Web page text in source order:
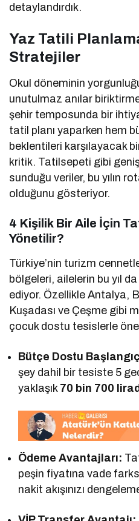
detaylandırdık.
Yaz Tatili
Stratejiler
Okul döneminin
unutulmaz anılar
şehir temposunda bir
tatil planı yaparken hem
beklentileri karşılayacak
kritik. Tatilsepeti gibi
sunduğu veriler, bu yılın
olduğunu gösteriyor.
4 Kişilik Bir Aile İçin
Yönetilir?
Türkiye’nin turizm
bölgeleri, ailelerin bu yıl
ediyor. Özellikle Antalya,
Kuşadası ve Çeşme gibi
çocuk dostu tesislerle öne
Bütçe Dostu
şey dahil bir tesiste 5
yaklaşık 70 bin 700
Ödeme Avantajları:
peşin fiyatına vade
nakit akışınızı